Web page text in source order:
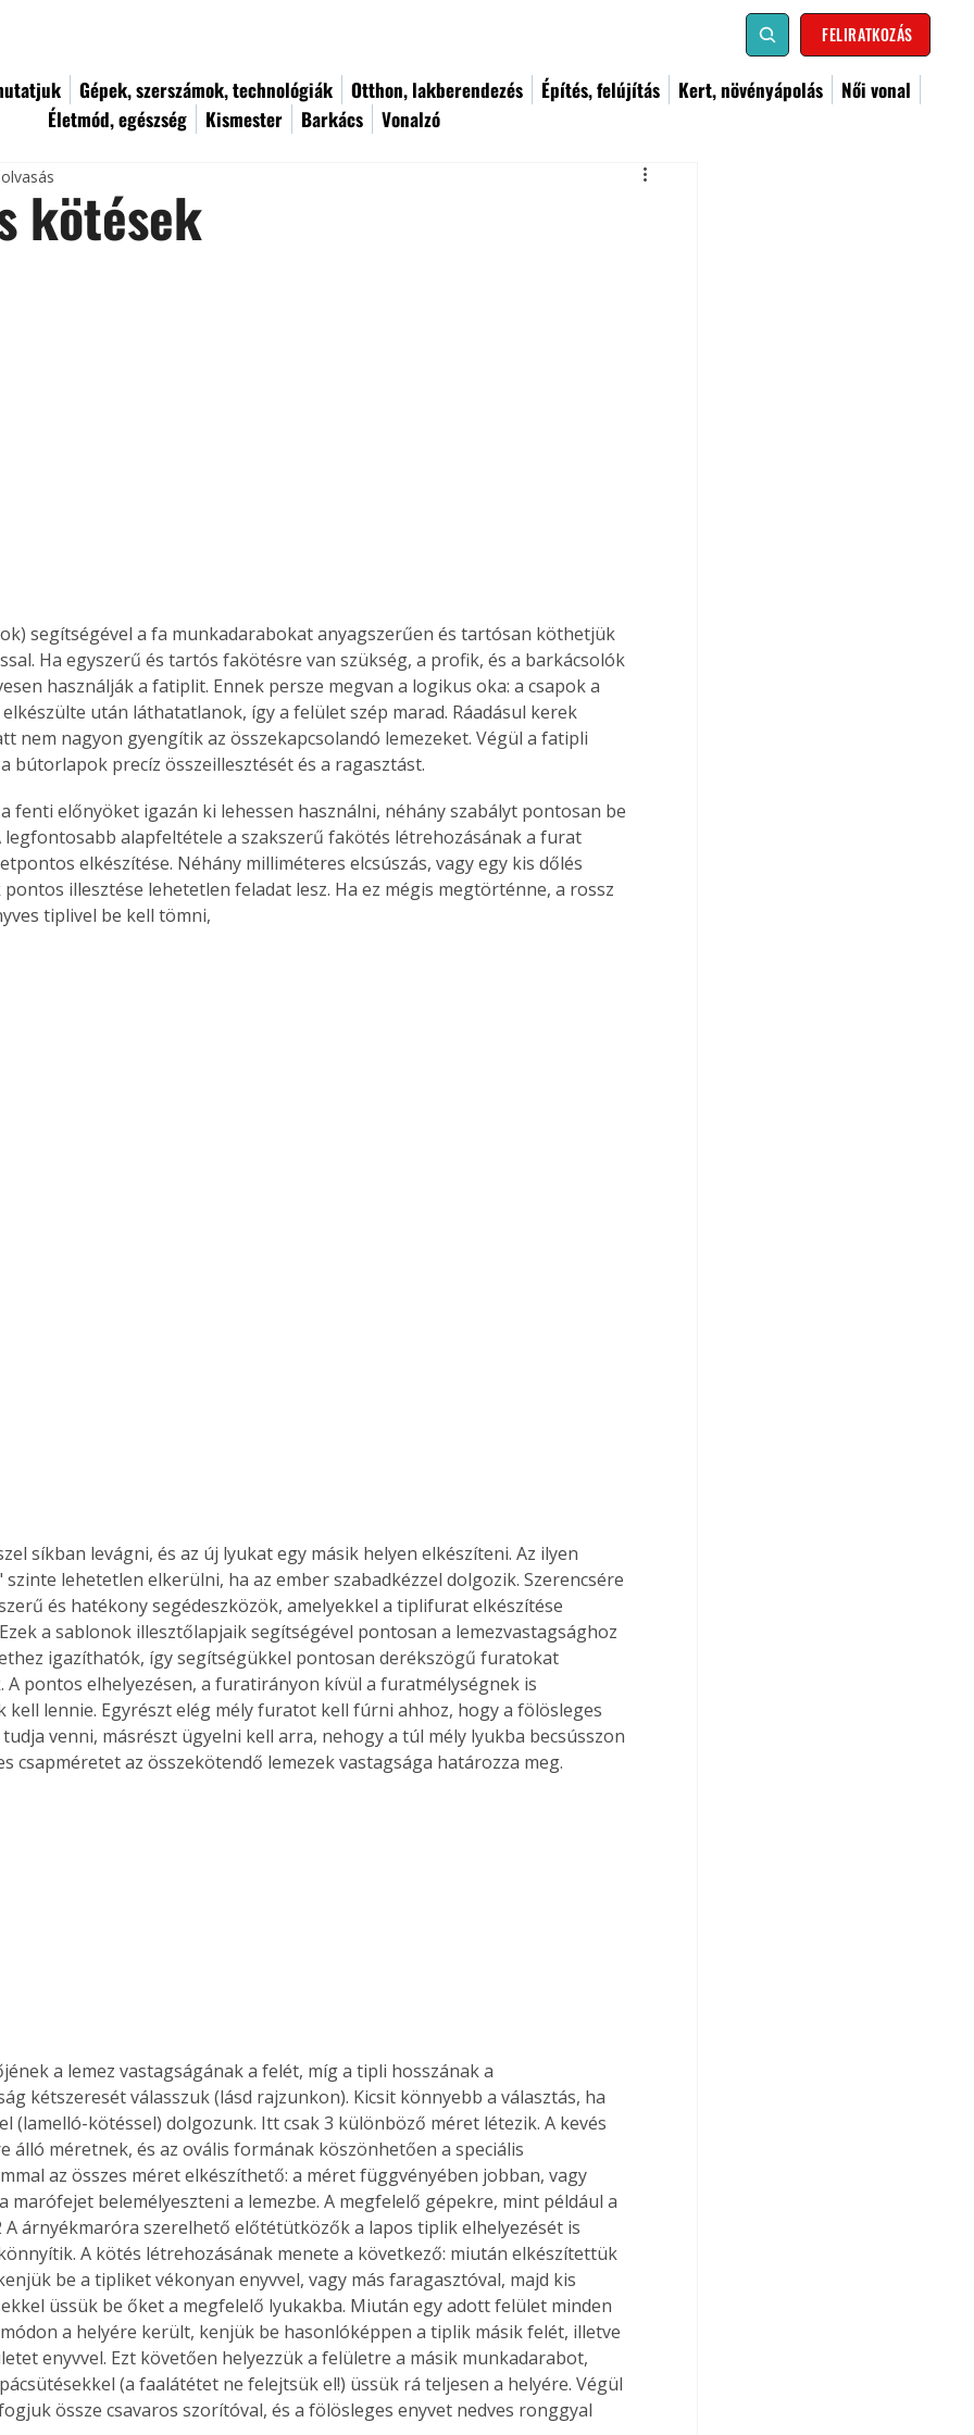
FELIRATKOZÁS
Gépek, szerszámok, technológiák Otthon, lakberendezés Építés, felújítás Kert, növényápolás
Női vonal
Életmód, egészség
Kismester Barkács Vonalzó
az
Old
új,
vagy
is
Bárhol,
élve
Együtt jobban megéri!
Bővebb információ itt!
Együtt jobban megéri! A
könyvek tetszőleges
párosítással kedvezményes
áron, 0 Ft postaköltséggel
megrendelhetők!
kötések
segítségével a fa munkadarabokat anyagszerűen és tartósan köthetjük
Ha egyszerű és tartós fakötésre van szükség, a profik, és a barkácsolók
használják a fatiplit. Ennek persze megvan a logikus oka: a csapok a
után láthatatlanok, így a felület szép marad. Ráadásul kerek
nem nagyon gyengítik az összekapcsolandó lemezeket. Végül a fatipli
bútorlapok precíz összeillesztését és a ragasztást.
fenti előnyöket igazán ki lehessen használni, néhány szabályt pontosan be
legfontosabb alapfeltétele a szakszerű fakötés létrehozásának a furat
elkészítése. Néhány milliméteres elcsúszás, vagy egy kis dőlés
illesztése lehetetlen feladat lesz. Ha ez mégis megtörténne, a rossz
tiplivel be kell tömni,
síkban levágni, és az új lyukat egy másik helyen elkészíteni. Az ilyen
lehetetlen elkerülni, ha az ember szabadkézzel dolgozik. Szerencsére
és hatékony segédeszközök, amelyekkel a tiplifurat elkészítése
a sablonok illesztőlapjaik segítségével pontosan a lemezvastagsághoz
igazíthatók, így segítségükkel pontosan derékszögű furatokat
A pontos elhelyezésen, a furatirányon kívül a furatmélységnek is
kell lennie. Egyrészt elég mély furatot kell fúrni ahhoz, hogy a fölösleges
venni, másrészt ügyelni kell arra, nehogy a túl mély lyukba becsússzon
csapméretet az összekötendő lemezek vastagsága határozza meg.
a lemez vastagságának a felét, míg a tipli hosszának a
kétszeresét válasszuk (lásd rajzunkon). Kicsit könnyebb a választás, ha
(lamelló-kötéssel) dolgozunk. Itt csak 3 különböző méret létezik. A kevés
álló méretnek, és az ovális formának köszönhetően a speciális
az összes méret elkészíthető: a méret függvényében jobban, vagy
marófejet belemélyeszteni a lemezbe. A megfelelő gépekre, mint például a
A árnyékmaróra szerelhető előtétütközők a lapos tiplik elhelyezését is
A kötés létrehozásának menete a következő: miután elkészítettük
be a tipliket vékonyan enyvvel, vagy más faragasztóval, majd kis
üssük be őket a megfelelő lyukakba. Miután egy adott felület minden
a helyére került, kenjük be hasonlóképpen a tiplik másik felét, illetve
enyvvel. Ezt követően helyezzük a felületre a másik munkadarabot,
(a faalátétet ne felejtsük el!) üssük rá teljesen a helyére. Végül
össze csavaros szorítóval, és a fölösleges enyvet nedves ronggyal